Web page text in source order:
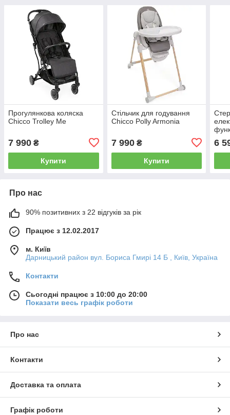
Прогулянкова коляска
Chicco Trolley Me
7 990 ₴
Купити
Стільчик для годування
Chicco Polly Armonia
7 990₴
Купити
6
Про нас
90% позитивних з 22 відгуків за рік
Працює з 12.02.2017
м. Київ
Дарницький район вул. Бориса Гмирі 14 Б , Київ, Україна
Контакти
Сьогодні працює з 10:00 до 20:00
Показати весь графік роботи
Про нас
Контакти
Доставка та оплата
Графік роботи